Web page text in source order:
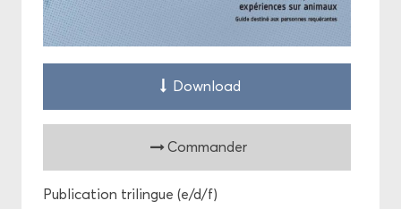
Down­load
Com­man­der
Pu­bli­ca­tion tri­lingue (e/d/f)